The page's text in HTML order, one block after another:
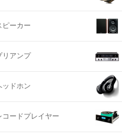
ピーカー
リアンプ
ッドホン
コードプレイヤー